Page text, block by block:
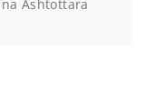
Ashtottara